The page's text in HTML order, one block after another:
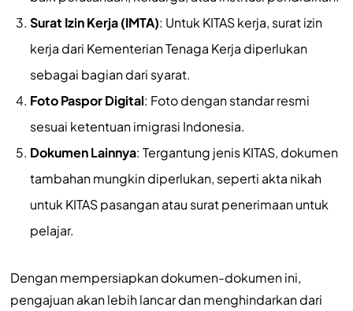
Surat Izin Kerja (IMTA): Untuk KITAS kerja, surat izin
kerja dari Kementerian Tenaga Kerja diperlukan
sebagai bagian dari syarat.
Foto Paspor Digital: Foto dengan standar resmi
sesuai ketentuan imigrasi Indonesia.
Dokumen Lainnya: Tergantung jenis KITAS, dokumen
tambahan mungkin diperlukan, seperti akta nikah
untuk KITAS pasangan atau surat penerimaan untuk
pelajar.
Dengan mempersiapkan dokumen-dokumen ini,
pengajuan akan lebih lancar dan menghindarkan dari